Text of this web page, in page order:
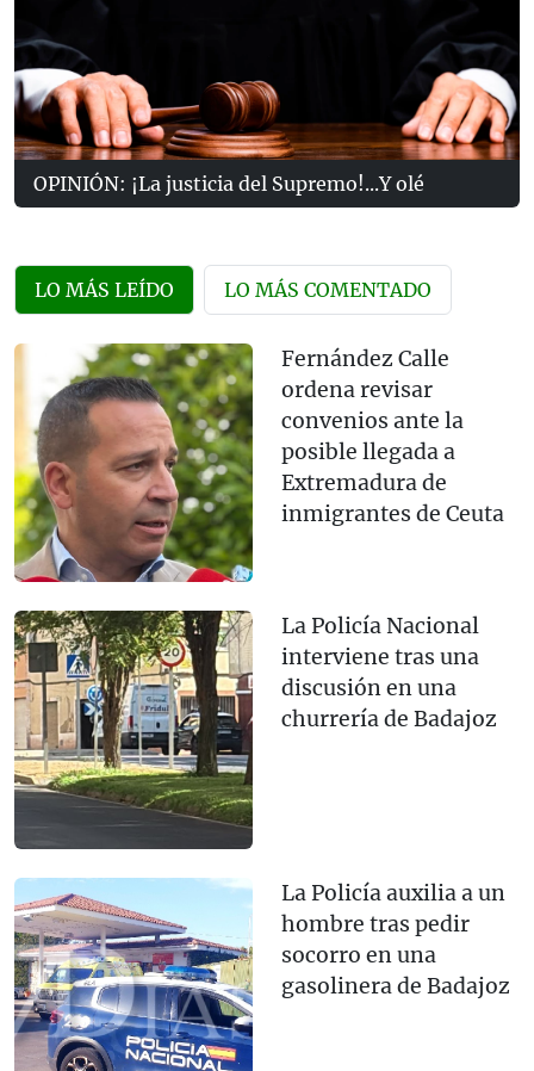
OPINIÓN: ¡La justicia del Supremo!...Y olé
LO MÁS LEÍDO LO MÁS COMENTADO
Fernández Calle
ordena revisar
convenios ante la
posible llegada a
Extremadura de
inmigrantes de Ceuta
La Policía Nacional
interviene tras una
discusión en una
churrería de Badajoz
La Policía auxilia a un
hombre tras pedir
socorro en una
gasolinera de Badajoz